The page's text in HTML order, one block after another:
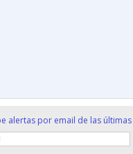
alertas por email de las últimas